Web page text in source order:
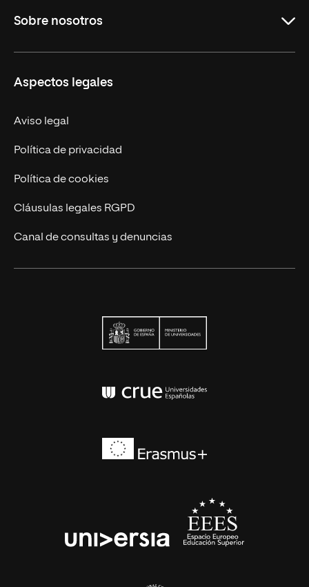
Formación Continua
Sobre nosotros
Trabaja en UNIR
Actualidad
Contáctanos
Aspectos legales
Aviso legal
Política de privacidad
Política de cookies
Cláusulas legales RGPD
Canal de consultas y denuncias